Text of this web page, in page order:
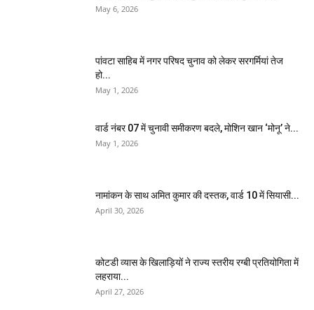
May 6, 2026
पांवटा साहिब में नगर परिषद चुनाव को लेकर सरगर्मियां तेज
हो...
May 1, 2026
वार्ड नंबर 07 में चुनावी समीकरण बदले, मोशिन खान ‘मोनू’ ने...
May 1, 2026
नामांकन के साथ अमित कुमार की दस्तक, वार्ड 10 में सियासी...
April 30, 2026
कोटडी व्यास के खिलाड़ियों ने राज्य स्तरीय रग्बी प्रतियोगिता में
लहराया...
April 27, 2026